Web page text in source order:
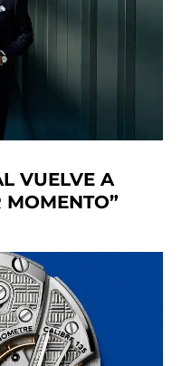
VUELVE A
MOMENTO”